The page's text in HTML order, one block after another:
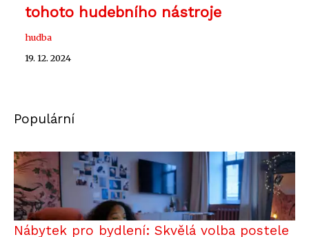
tohoto hudebního nástroje
hudba
19. 12. 2024
Populární
Nábytek pro bydlení: Skvělá volba postele